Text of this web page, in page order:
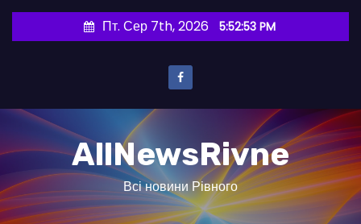
и
о
в
Пт. Сер 7th, 2026 5:52:54 PM
AllNewsRivne
Всі новини Рівного